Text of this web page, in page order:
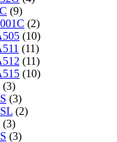
(9)
(2)
(10)
(11)
(11)
(10)
(3)
(3)
(2)
(3)
(3)